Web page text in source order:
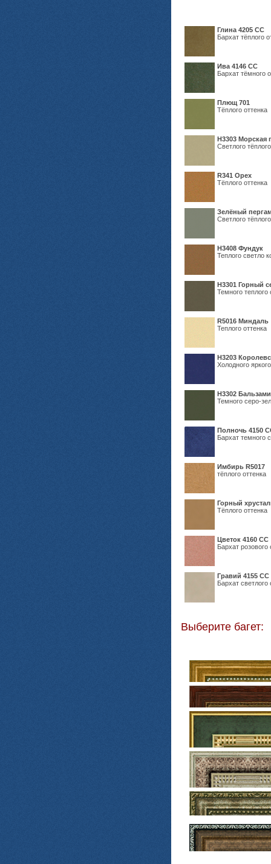
Глина 4205 СС
Бархат тёплого
Ива 4146 СС
Бархат тёмного
Плющ 701
Тёплого оттенка
H3303 Морская
Светлого
R341 Орех
Тёплого оттенка
Зелёный
Светлого
Н3408 Фундук
Теплого светло
Н3301 Горный
Темного теплого
R5016 Миндаль
Теплого оттенка
Н3203
Холодного
Н3302
Темного серо-
Полночь 4150
Бархат темного
Имбирь R5017
тёплого оттенка
Горный
Тёплого оттенка
Цветок 4160 СС
Бархат розового
Гравий 4155 СС
Бархат светлого
Выберите багет: